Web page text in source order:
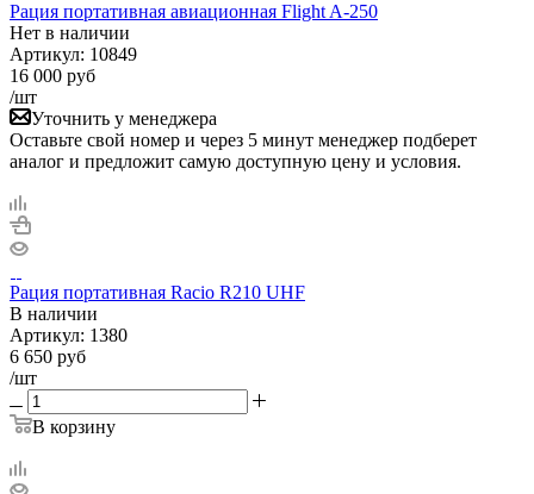
Рация портативная авиационная Flight A-250
Нет в наличии
Артикул: 10849
16 000 руб
/шт
Уточнить у менеджера
Оставьте свой номер и через 5 минут менеджер подберет
аналог и предложит самую доступную цену и условия.
Рация портативная Racio R210 UHF
В наличии
Артикул: 1380
6 650 руб
/шт
В корзину